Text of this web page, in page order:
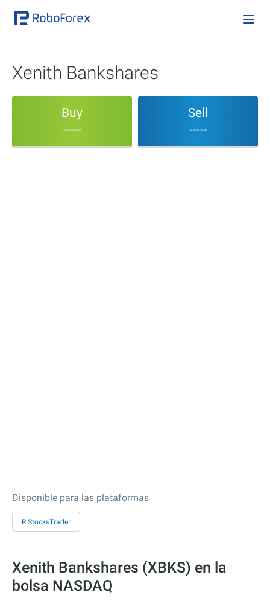
Xenith Bankshares
Buy
-----
Sell
-----
Disponible para las plataformas
R StocksTrader
Xenith Bankshares (XBKS) en la
bolsa NASDAQ